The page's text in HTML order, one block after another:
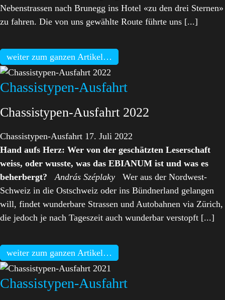
Nebenstrassen nach Brunegg ins Hotel «zu den drei Sternen»
zu fahren. Die von uns gewählte Route führte uns [...]
weiter zum ganzen Artikel…
Chassistypen-Ausfahrt
Chassistypen-Ausfahrt 2022
Chassistypen-Ausfahrt 17. Juli 2022
Hand aufs Herz: Wer von der geschätzten Leserschaft
weiss, oder wusste, was das EBIANUM ist und was es
beherbergt?András Széplaky Wer aus der Nordwest-
Schweiz in die Ostschweiz oder ins Bündnerland gelangen
will, findet wunderbare Strassen und Autobahnen via Zürich,
die jedoch je nach Tageszeit auch wunderbar verstopft [...]
weiter zum ganzen Artikel…
Chassistypen-Ausfahrt